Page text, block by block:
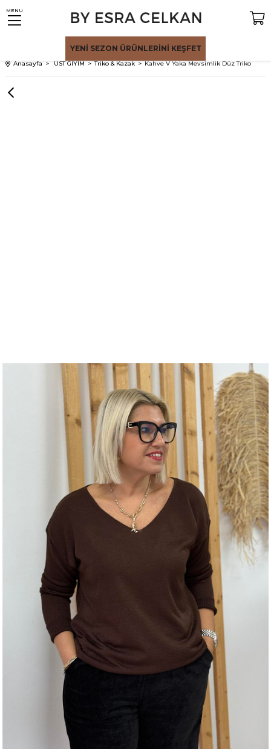
MENU
YENİ SEZON ÜRÜNLERİNİ KEŞFET
Anasayfa ÜST GİYİM Triko & Kazak Kahve V Yaka Mevsimlik Düz Triko